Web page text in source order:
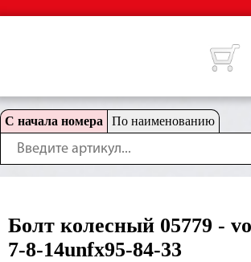
С начала номера По наименованию
Болт колесный 05779 -
7-8-14unfx95-84-33